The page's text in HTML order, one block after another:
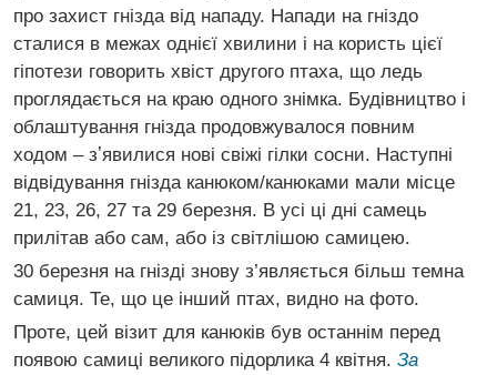
про захист гнізда від нападу. Напади на гніздо
сталися в межах однієї хвилини і на користь цієї
гіпотези говорить хвіст другого птаха, що ледь
проглядається на краю одного знімка. Будівництво і
облаштування гнізда продовжувалося повним
ходом – зʼявилися нові свіжі гілки сосни. Наступні
відвідування гнізда канюком/канюками мали місце
21, 23, 26, 27 та 29 березня. В усі ці дні самець
прилітав або сам, або із світлішою самицею.
30 березня на гнізді знову з’являється більш темна
самиця. Те, що це інший птах, видно на фото.
Проте, цей візит для канюків був останнім перед
появою самиці великого підорлика 4 квітня. За